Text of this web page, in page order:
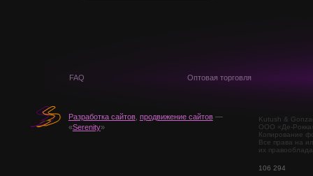
FAQ Оптовая торговля
Разработка сайтов, продвижение сайтов—
«Serenity»
Kutush &
ООО «Де-
Копирование
Все права на
их
106 294